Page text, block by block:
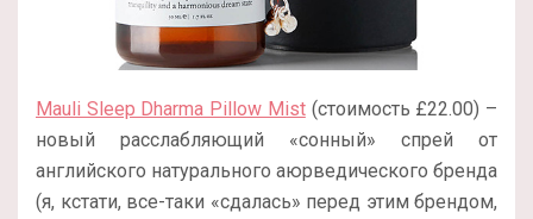
Mauli Sleep Dharma Pillow Mist(стоимость £22.00) –
новый расслабляющий «сонный» спрей от
английского натурального аюрведического бренда
(я, кстати, все-таки «сдалась» перед этим брендом,